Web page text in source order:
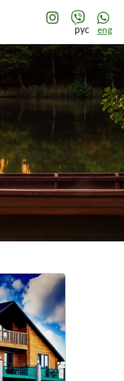
рус eng